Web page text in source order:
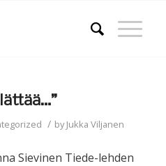
/ byJukka Viljanen
Sievinen Tiede-lehden